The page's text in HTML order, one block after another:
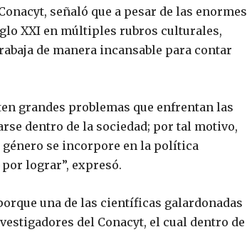
señaló que a pesar de las enormes
XXI en múltiples rubros culturales,
de manera incansable para contar
grandes problemas que enfrentan las
dentro de la sociedad; por tal motivo,
género se incorpore en la política
lograr”, expresó.
una de las científicas galardonadas
del Conacyt, el cual dentro de